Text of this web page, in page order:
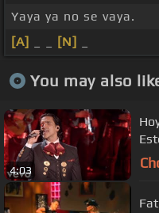
Yaya ya no se vaya.
[A]
[N]
You may also
4:03